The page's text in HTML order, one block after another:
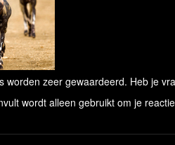
worden zeer gewaardeerd. Heb je
wordt alleen gebruikt om je